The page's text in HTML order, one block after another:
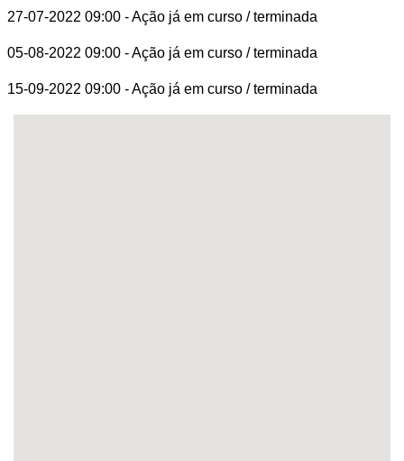
27-07-2022 09:00 - Ação já em curso / terminada
05-08-2022 09:00 - Ação já em curso / terminada
15-09-2022 09:00 - Ação já em curso / terminada